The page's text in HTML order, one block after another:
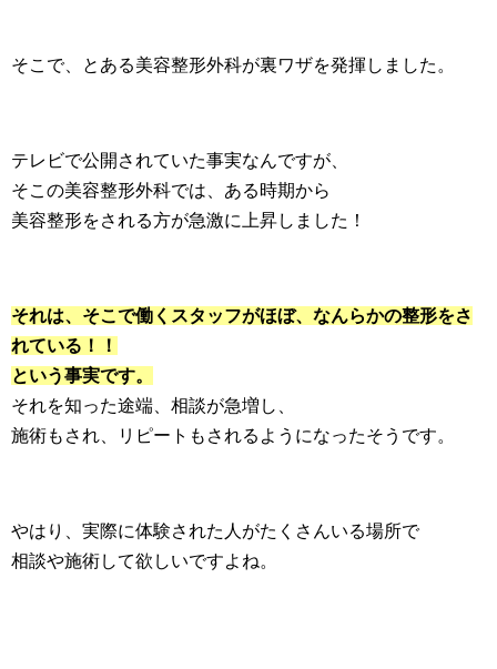
そこで、とある美容整形外科が裏ワザを発揮しました。
テレビで公開されていた事実なんですが、
そこの美容整形外科では、ある時期から
美容整形をされる方が急激に上昇しました！
それは、そこで働くスタッフがほぼ、なんらかの整形をさ
れている！！
という事実です。
それを知った途端、相談が急増し、
施術もされ、リピートもされるようになったそうです。
やはり、実際に体験された人がたくさんいる場所で
相談や施術して欲しいですよね。